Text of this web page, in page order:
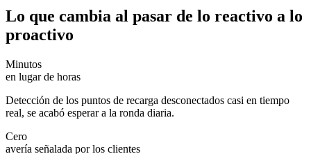
Lo que cambia al pasar de lo reactivo a lo
proactivo
Minutos
en lugar de horas
Detección de los puntos de recarga desconectados casi en tiempo
real, se acabó esperar a la ronda diaria.
Cero
avería señalada por los clientes